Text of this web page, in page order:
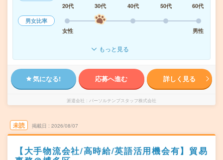
20代
30代 40代 50代
60代
男女比率
女性
男性
もっと見る
気になる! 応募へ進む 詳しく見る
派遣会社 パーソルテンプスタッフ株式会社
未読 掲載日 2026/08/07
【大手物流会社/高時給/英語活用機会有】貿易